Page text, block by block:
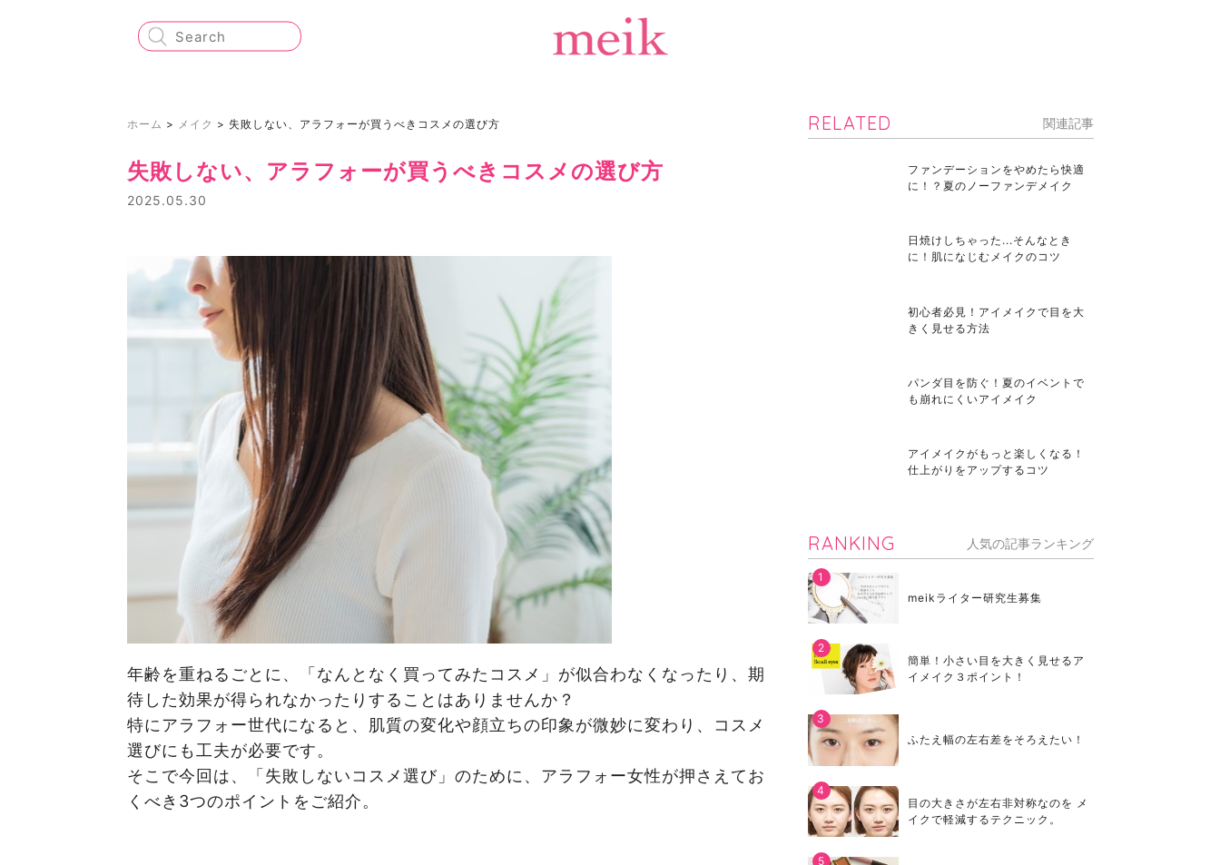
ホーム > メイク > 失敗しない、アラフォーが買うべきコスメの選び方
失敗しない、アラフォーが買うべきコスメの選び方
2025.05.30
年齢を重ねるごとに、「なんとなく買ってみたコスメ」が似合わなくなったり、期
待した効果が得られなかったりすることはありませんか？
特にアラフォー世代になると、肌質の変化や顔立ちの印象が微妙に変わり、コスメ
選びにも工夫が必要です。
そこで今回は、「失敗しないコスメ選び」のために、アラフォー女性が押さえてお
くべき3つのポイントをご紹介。
RELATED 関連記事
ファンデーションをやめたら快適
に！？夏のノーファンデメイク
日焼けしちゃった...そんなとき
に！肌になじむメイクのコツ
初心者必見！アイメイクで目を大
きく見せる方法
パンダ目を防ぐ！夏のイベントで
も崩れにくいアイメイク
アイメイクがもっと楽しくなる！
仕上がりをアップするコツ
RANKING 人気の記事ランキング
meikライター研究生募集
簡単！小さい目を大きく見せるア
イメイク３ポイント！
ふたえ幅の左右差をそろえたい！
目の大きさが左右非対称なのを メ
イクで軽減するテクニック。